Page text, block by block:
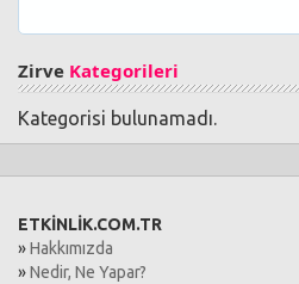
Zirve Kategorileri
Kategorisi bulunamadı.
ETKİNLİK.COM.TR
»Hakkımızda
»Nedir, Ne Yapar?